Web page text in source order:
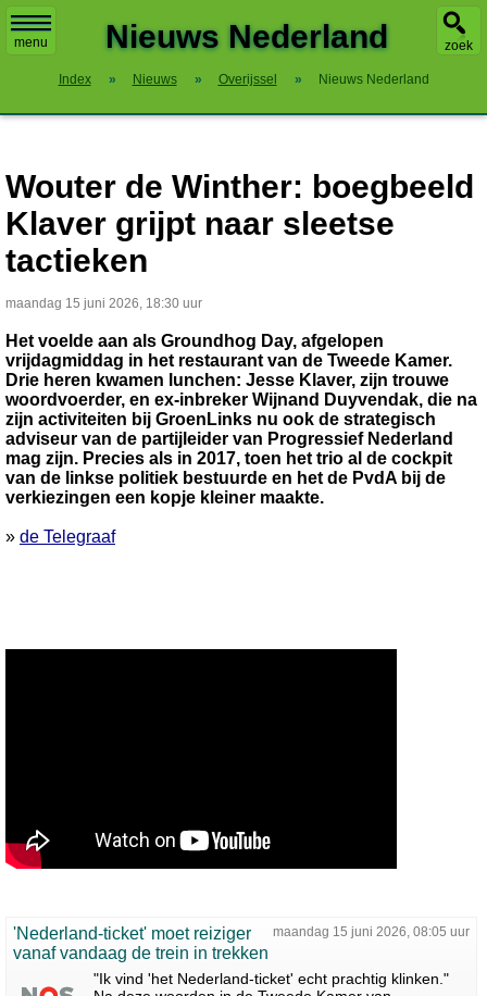
menu zoek
Nieuws Nederland
Index » Nieuws » Overijssel » Nieuws Nederland
Wouter de Winther: boegbeeld
Klaver grijpt naar sleetse
tactieken
maandag 15 juni 2026, 18:30 uur
Het voelde aan als Groundhog Day, afgelopen
vrijdagmiddag in het restaurant van de Tweede Kamer.
Drie heren kwamen lunchen: Jesse Klaver, zijn trouwe
woordvoerder, en ex-inbreker Wijnand Duyvendak, die na
zijn activiteiten bij GroenLinks nu ook de strategisch
adviseur van de partijleider van Progressief Nederland
mag zijn. Precies als in 2017, toen het trio al de cockpit
van de linkse politiek bestuurde en het de PvdA bij de
verkiezingen een kopje kleiner maakte.
» de Telegraaf
maandag 15 juni 2026, 08:05 uur
'Nederland-ticket' moet reiziger
vanaf vandaag de trein in trekken
"Ik vind 'het Nederland-ticket' echt prachtig klinken."